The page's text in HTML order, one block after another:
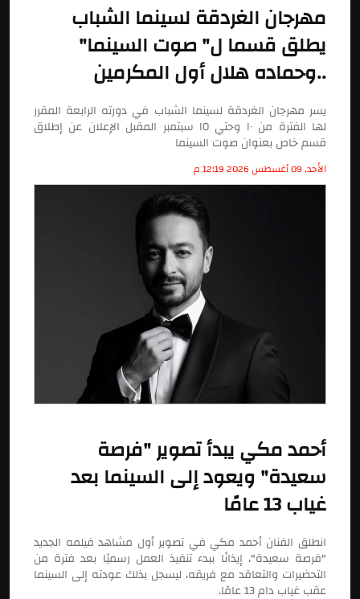
مهرجان الغردقة لسينما الشباب
يطلق قسما ل" صوت السينما"
..وحماده هلال أول المكرمين
يسر مهرجان الغردقة لسينما الشباب في دورته الرابعة المقرر
لها الفترة من ١٠ وحتي ١٥ سبتمبر المقبل الإعلان عن إطلاق
قسم خاص بعنوان صوت السينما
الأحد, 09 أغسطس 2026 12:19 م
أحمد مكي يبدأ تصوير "فرصة
سعيدة" ويعود إلى السينما بعد
غياب 13 عامًا
انطلق الفنان أحمد مكي في تصوير أول مشاهد فيلمه الجديد
"فرصة سعيدة"، إيذانًا ببدء تنفيذ العمل رسميًا بعد فترة من
التحضيرات والتعاقد مع فريقه، ليسجل بذلك عودته إلى السينما
عقب غياب دام 13 عامًا.